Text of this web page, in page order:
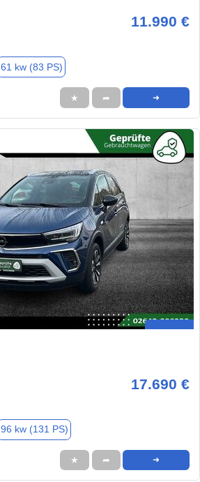
11.990 €
61 kw (83 PS)
★ ➦ ➜
17.690 €
96 kw (131 PS)
★ ➦ ➜